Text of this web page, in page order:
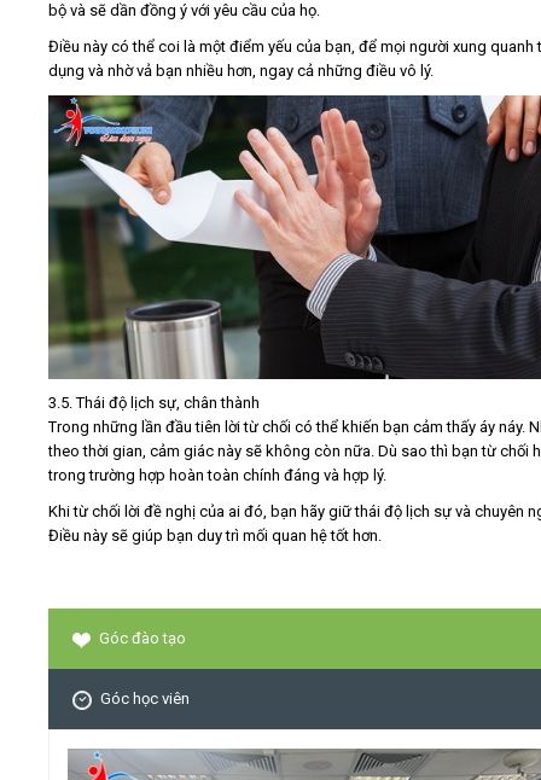
bộ và sẽ dần đồng ý với yêu cầu của họ.
Điều này có thể coi là một điểm yếu của bạn, để mọi người xung quanh
dụng và nhờ vả bạn nhiều hơn, ngay cả những điều vô lý.
3.5. Thái độ lịch sự, chân thành
Trong những lần đầu tiên lời từ chối có thể khiến bạn cảm thấy áy náy.
theo thời gian, cảm giác này sẽ không còn nữa. Dù sao thì bạn từ chối
trong trường hợp hoàn toàn chính đáng và hợp lý.
Khi từ chối lời đề nghị của ai đó, bạn hãy giữ thái độ lịch sự và chuyên
Điều này sẽ giúp bạn duy trì mối quan hệ tốt hơn.
Góc đào tạo
Góc học viên